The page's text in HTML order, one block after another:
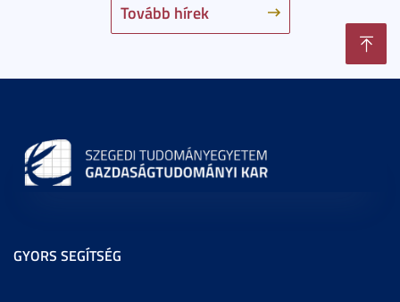
Tovább hírek
GYORS SEGÍTSÉG